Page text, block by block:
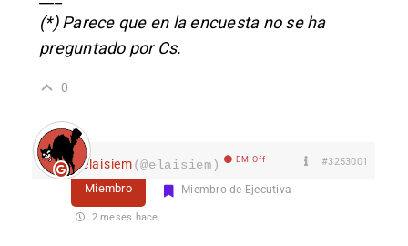
(*) Parece que en la encuesta no se ha
preguntado por Cs.
0
elaisiem(@elaisiem) EM Off #3253001
Miembro Miembro de Ejecutiva
2 meses hace